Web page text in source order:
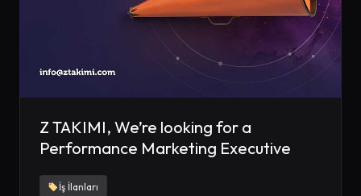
Z TAKIMI, We’re looking for a
Performance Marketing Executive
İş İlanları